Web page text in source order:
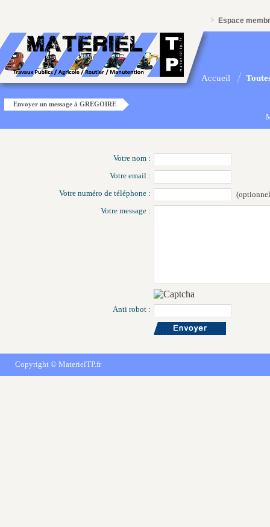
Espace
Accueil
Envoyer un message à GREGOIRE
Votre nom :
Votre email :
Votre numéro de téléphone :
Votre message :
Anti robot :
Copyright © MaterielTP.fr